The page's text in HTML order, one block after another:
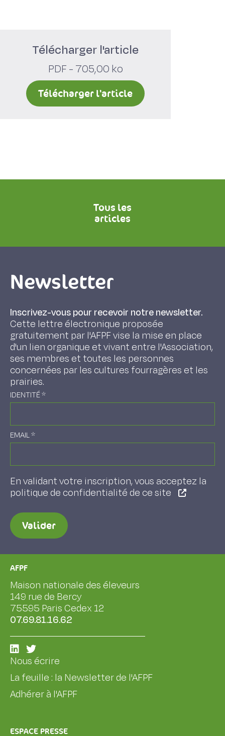
Télécharger l'article
PDF - 705,00 ko
Télécharger l'article
Tous les
articles
Newsletter
Inscrivez-vous pour recevoir notre newsletter.
Cette lettre électronique proposée
gratuitement par l'AFPF vise la mise en place
d'un lien organique et vivant entre l'Association,
ses membres et toutes les personnes
concernées par les cultures fourragères et les
prairies.
IDENTITÉ*
EMAIL*
En validant votre inscription, vous acceptez la
politique de confidentialité de ce site
Valider
AFPF
Maison nationale des éleveurs
149 rue de Bercy
75595 Paris Cedex 12
07.69.81.16.62
Nous écrire
La feuille : la Newsletter de l'AFPF
Adhérer à l'AFPF
ESPACE PRESSE